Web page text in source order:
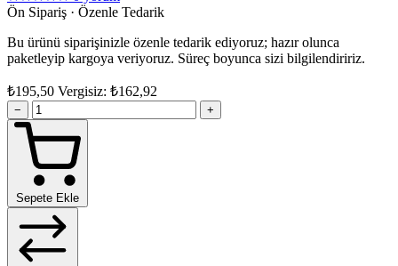
Ön Sipariş · Özenle Tedarik
Bu ürünü siparişinizle özenle tedarik ediyoruz; hazır olunca
paketleyip kargoya veriyoruz. Süreç boyunca sizi bilgilendiririz.
₺195,50 Vergisiz: ₺162,92
− +
Sepete Ekle